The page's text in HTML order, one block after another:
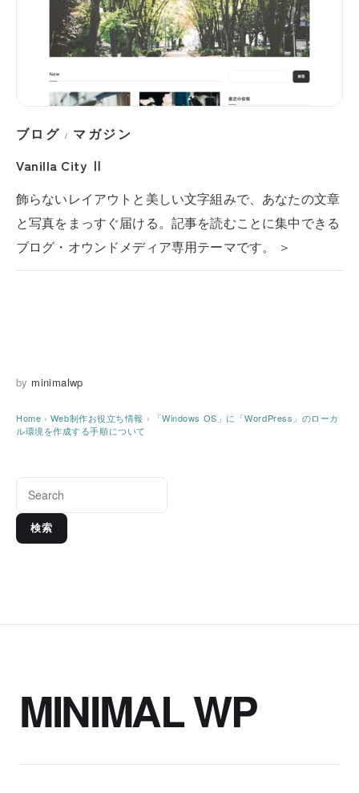
ブログ / マガジン
Vanilla City Ⅱ
飾らないレイアウトと美しい文字組みで、あなたの文章
と写真をまっすぐ届ける。記事を読むことに集中できる
ブログ・オウンドメディア専用テーマです。 ＞
by minimalwp
Home › Web制作お役立ち情報 ›
「Windows OS」に「WordPress」のローカ
ル環境を作成する手順について
検索
MINIMAL WP